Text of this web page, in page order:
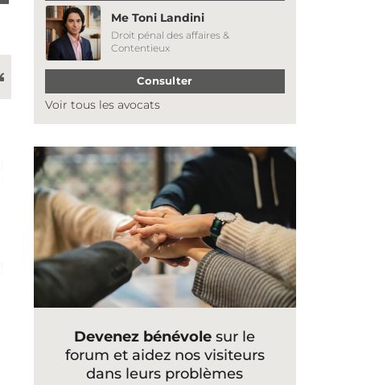
Me Toni Landini
Droit pénal des affaires &
Contentieux
Consulter
Voir tous les avocats
Devenez bénévole sur le
forum et aidez nos visiteurs
dans leurs problèmes